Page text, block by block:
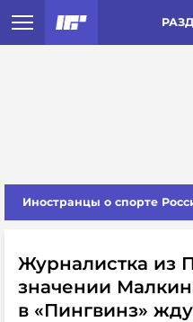
Иностранцы о спорте
Журналистка из
значении
в «Пингвинз»